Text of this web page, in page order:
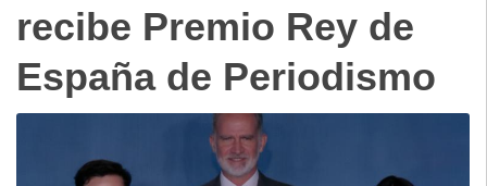
recibe Premio Rey de
España de Periodismo